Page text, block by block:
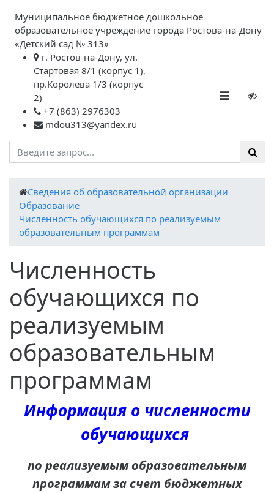
Муниципальное бюджетное дошкольное
образовательное учреждение города Ростова-на-Дону
«Детский сад № 313»
г. Ростов-на-Дону, ул.
Стартовая 8/1 (корпус 1),
пр.Королева 1/3 (корпус
2)
+7 (863) 2976303
mdou313@yandex.ru
Cведения об образовательной организации
Образование
Численность обучающихся по реализуемым
образовательным программам
Численность
обучающихся по
реализуемым
образовательным
программам
Информация о численности
обучающихся
по реализуемым образовательным
программам за счет бюджетных